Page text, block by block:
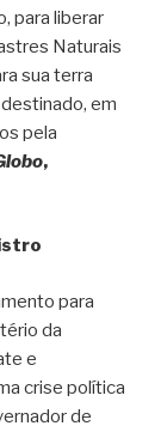
para liberar
Naturais
sua terra
em
pela
,
para
da
e
crise política
de